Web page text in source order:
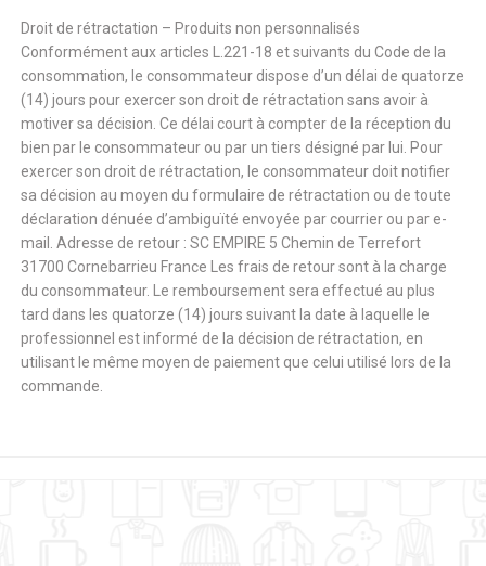
Droit de rétractation – Produits non personnalisés
Conformément aux articles L.221-18 et suivants du Code de la
consommation, le consommateur dispose d’un délai de quatorze
(14) jours pour exercer son droit de rétractation sans avoir à
motiver sa décision. Ce délai court à compter de la réception du
bien par le consommateur ou par un tiers désigné par lui. Pour
exercer son droit de rétractation, le consommateur doit notifier
sa décision au moyen du formulaire de rétractation ou de toute
déclaration dénuée d’ambiguïté envoyée par courrier ou par e-
mail. Adresse de retour : SC EMPIRE 5 Chemin de Terrefort
31700 Cornebarrieu France Les frais de retour sont à la charge
du consommateur. Le remboursement sera effectué au plus
tard dans les quatorze (14) jours suivant la date à laquelle le
professionnel est informé de la décision de rétractation, en
utilisant le même moyen de paiement que celui utilisé lors de la
commande.